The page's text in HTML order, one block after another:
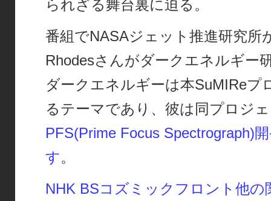
られざる舞台裏に迫る。
番組でNASAジェット推進研究所
Rhodesさんがダークエネルギー
ダークエネルギーは本SuMIReプ
るテーマであり、彼は同プロジ
PFS(Prime Focus Spectrograph)
す。
NHK BSコズミックフロント他の